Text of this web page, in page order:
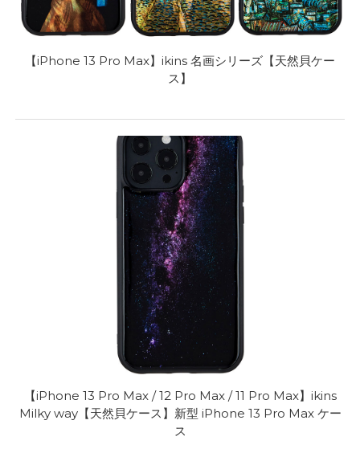
【iPhone 13 Pro Max】ikins 名画シリーズ【天然貝ケー
ス】
【iPhone 13 Pro Max / 12 Pro Max / 11 Pro Max】ikins
Milky way【天然貝ケース】新型 iPhone 13 Pro Max ケー
ス